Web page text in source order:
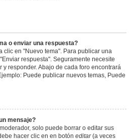
o enviar una respuesta?
clic en "Nuevo tema". Para publicar una
respuesta". Seguramente necesite
responder. Abajo de cada foro encontrará
Puede publicar nuevos temas, Puede
mensaje?
solo puede borrar o editar sus
hacer clic en en botón editar(a veces